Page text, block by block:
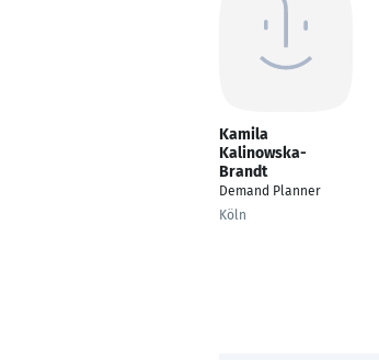
Kamila
Kalinowska-
Brandt
Demand Planner
Köln